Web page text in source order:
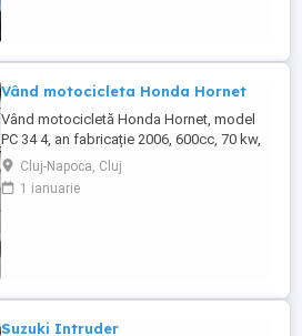
Vând motocicleta Honda Hornet
Vând motocicletă Honda Hornet, model
PC 34 4, an fabricație 2006, 600cc, 70 kw,
98 cp, inspecție tehnică valabilă până în
august 2027 . Preț 1900 euro
Cluj-Napoca, Cluj
1 ianuarie
Suzuki Intruder